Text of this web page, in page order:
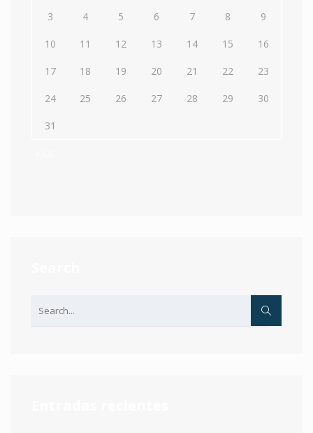
3 4 5 6 7 8 9
10 11 12 13 14 15 16
17 18 19 20 21 22 23
24 25 26 27 28 29 30
31